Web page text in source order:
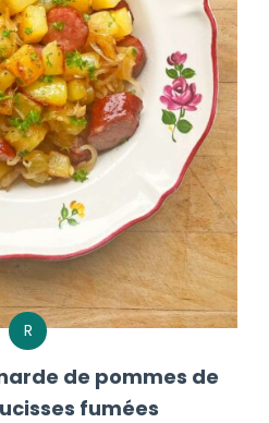
R
de pommes de
fumées